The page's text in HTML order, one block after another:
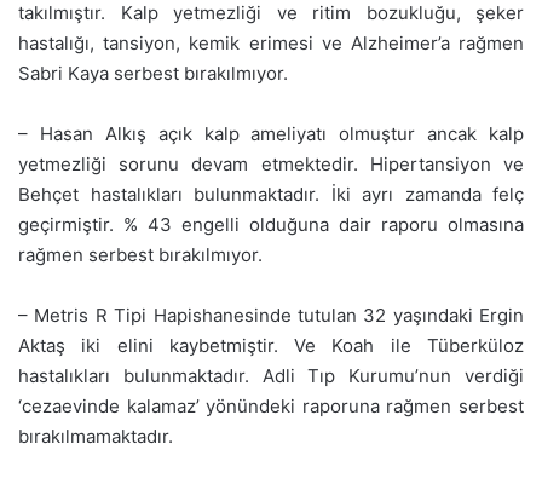
takılmıştır. Kalp yetmezliği ve ritim bozukluğu, şeker
hastalığı, tansiyon, kemik erimesi ve Alzheimer’a rağmen
Sabri Kaya serbest bırakılmıyor.
– Hasan Alkış açık kalp ameliyatı olmuştur ancak kalp
yetmezliği sorunu devam etmektedir. Hipertansiyon ve
Behçet hastalıkları bulunmaktadır. İki ayrı zamanda felç
geçirmiştir. % 43 engelli olduğuna dair raporu olmasına
rağmen serbest bırakılmıyor.
– Metris R Tipi Hapishanesinde tutulan 32 yaşındaki Ergin
Aktaş iki elini kaybetmiştir. Ve Koah ile Tüberküloz
hastalıkları bulunmaktadır. Adli Tıp Kurumu’nun verdiği
‘cezaevinde kalamaz’ yönündeki raporuna rağmen serbest
bırakılmamaktadır.